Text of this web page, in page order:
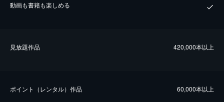
動画も書籍も楽しめる
⾒放題作品 420,000本以上
ポイント（レンタル）作品 60,000本以上